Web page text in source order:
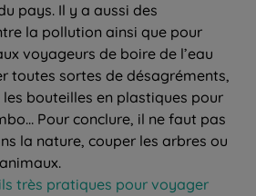
pays. Il y a aussi des
la pollution ainsi que pour
voyageurs de boire de l’eau
toutes sortes de désagréments,
bouteilles en plastiques pour
Pour conclure, il ne faut pas
la nature, couper les arbres ou
très pratiques pour voyager